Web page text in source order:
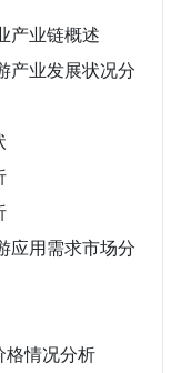
产业链概述
产业发展状况分
应用需求市场分
格情况分析